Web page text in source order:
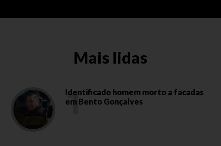
Mais lidas
1
Identificado homem morto a facadas
em Bento Gonçalves